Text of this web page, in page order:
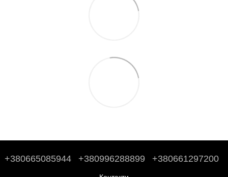
+380665085944 +380996288899 +380661297200